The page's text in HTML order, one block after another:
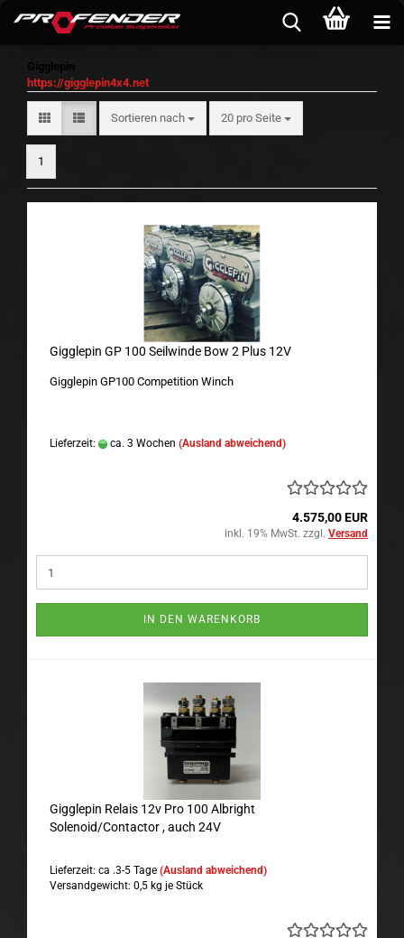
https://gigglepin4x4.net
Sortieren nach
Sortieren nach 20 pro Seite
pro Seite
1
Gigglepin GP 100 Seilwinde Bow 2 Plus 12V
Gigglepin GP100 Competition Winch
Lieferzeit: ca. 3 Wochen (Ausland abweichend)
4.575,00 EUR
inkl. 19% MwSt. zzgl. Versand
IN DEN WARENKORB
Gigglepin Relais 12v Pro 100 Albright
Solenoid/Contactor , auch 24V
Lieferzeit: ca .3-5 Tage (Ausland abweichend)
Versandgewicht: 0,5 kg je Stück